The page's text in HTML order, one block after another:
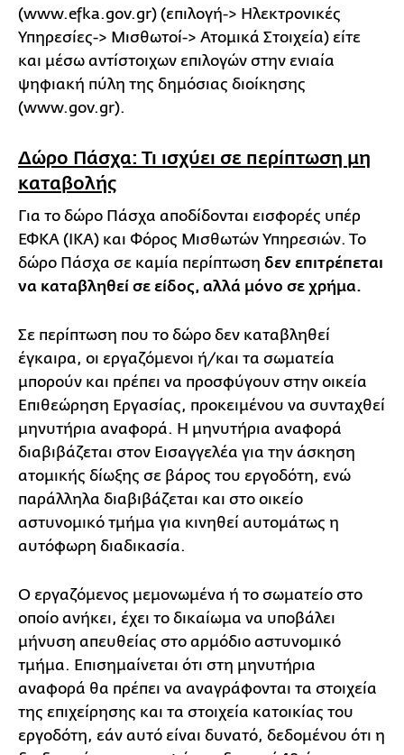
(www.efka.gov.gr) (επιλογή-> Ηλεκτρονικές
Υπηρεσίες-> Μισθωτοί-> Ατομικά Στοιχεία) είτε
και μέσω αντίστοιχων επιλογών στην ενιαία
ψηφιακή πύλη της δημόσιας διοίκησης
(www.gov.gr).
Δώρο Πάσχα: Τι ισχύει σε περίπτωση μη
καταβολής
Για το δώρο Πάσχα αποδίδονται εισφορές υπέρ
ΕΦΚΑ (ΙΚΑ) και Φόρος Μισθωτών Υπηρεσιών. Το
δώρο Πάσχα σε καμία περίπτωση δεν επιτρέπεται
να καταβληθεί σε είδος, αλλά μόνο σε χρήμα.
Σε περίπτωση που το δώρο δεν καταβληθεί
έγκαιρα, οι εργαζόμενοι ή/και τα σωματεία
μπορούν και πρέπει να προσφύγουν στην οικεία
Επιθεώρηση Εργασίας, προκειμένου να συνταχθεί
μηνυτήρια αναφορά. Η μηνυτήρια αναφορά
διαβιβάζεται στον Εισαγγελέα για την άσκηση
ατομικής δίωξης σε βάρος του εργοδότη, ενώ
παράλληλα διαβιβάζεται και στο οικείο
αστυνομικό τμήμα για κινηθεί αυτομάτως η
αυτόφωρη διαδικασία.
Ο εργαζόμενος μεμονωμένα ή το σωματείο στο
οποίο ανήκει, έχει το δικαίωμα να υποβάλει
μήνυση απευθείας στο αρμόδιο αστυνομικό
τμήμα. Επισημαίνεται ότι στη μηνυτήρια
αναφορά θα πρέπει να αναγράφονται τα στοιχεία
της επιχείρησης και τα στοιχεία κατοικίας του
εργοδότη, εάν αυτό είναι δυνατό, δεδομένου ότι η